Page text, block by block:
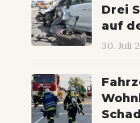
Drei
auf
30. Juli